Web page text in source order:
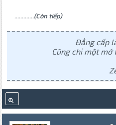
.............(Còn tiếp)
Đẳng cấp
Cũng chỉ một mớ